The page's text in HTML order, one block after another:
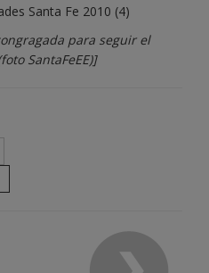
para seguir el
SantaFeEE)]